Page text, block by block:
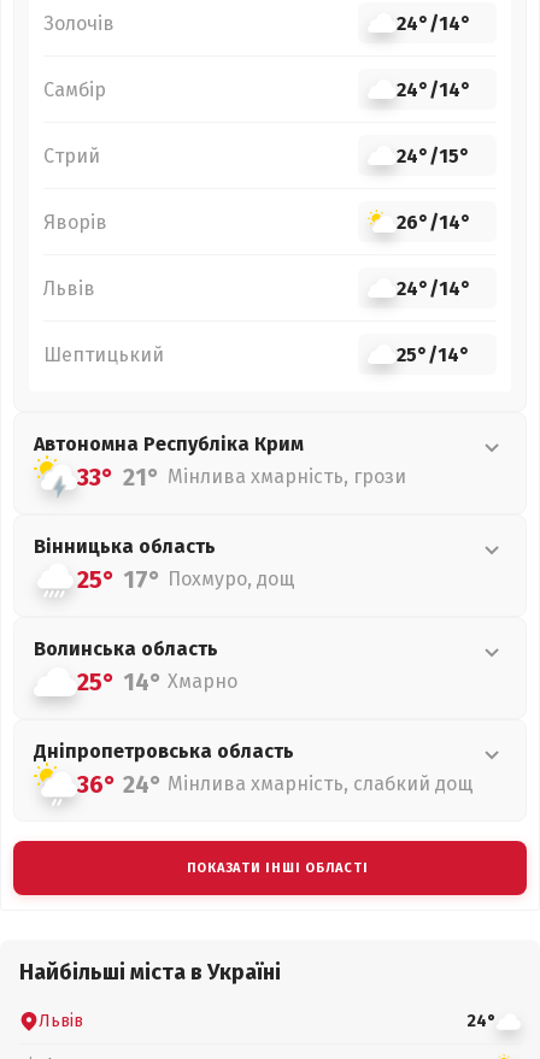
Золочів 24°/14°
Самбір 24°/14°
Стрий 24°/15°
Яворів 26°/14°
Львів 24°/14°
Шептицький 25°/14°
Автономна Республіка Крим
33° 21° Мінлива хмарність, грози
Вінницька область
25° 17° Похмуро, дощ
Волинська область
25° 14° Хмарно
Дніпропетровська область
36° 24° Мінлива хмарність, слабкий дощ
ПОКАЗАТИ ІНШІ ОБЛАСТІ
Найбільші міста в Україні
Львів 24°